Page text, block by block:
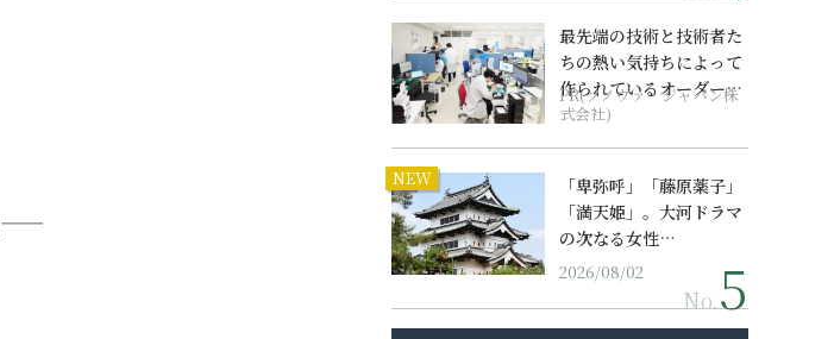
最先端の技術と技術者た
ちの熱い気持ちによって
作られているオーダーメ
イド補聴器
PR(ソノヴァ・ジャパン株
式会社)
NEW
「卑弥呼」「藤原薬子」
「満天姫」。大河ドラマ
の次なる女性…
2026/08/02
No.